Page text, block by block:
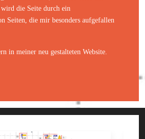
die Seite durch ein
Seiten, die mir besonders aufgefallen
in meiner neu gestalteten Website.